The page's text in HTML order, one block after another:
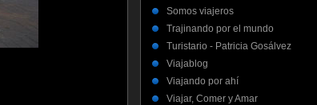
Somos viajeros
Trajinando por el mundo
Turistario - Patricia Gosálvez
Viajablog
Viajando por ahí
Viajar, Comer y Amar